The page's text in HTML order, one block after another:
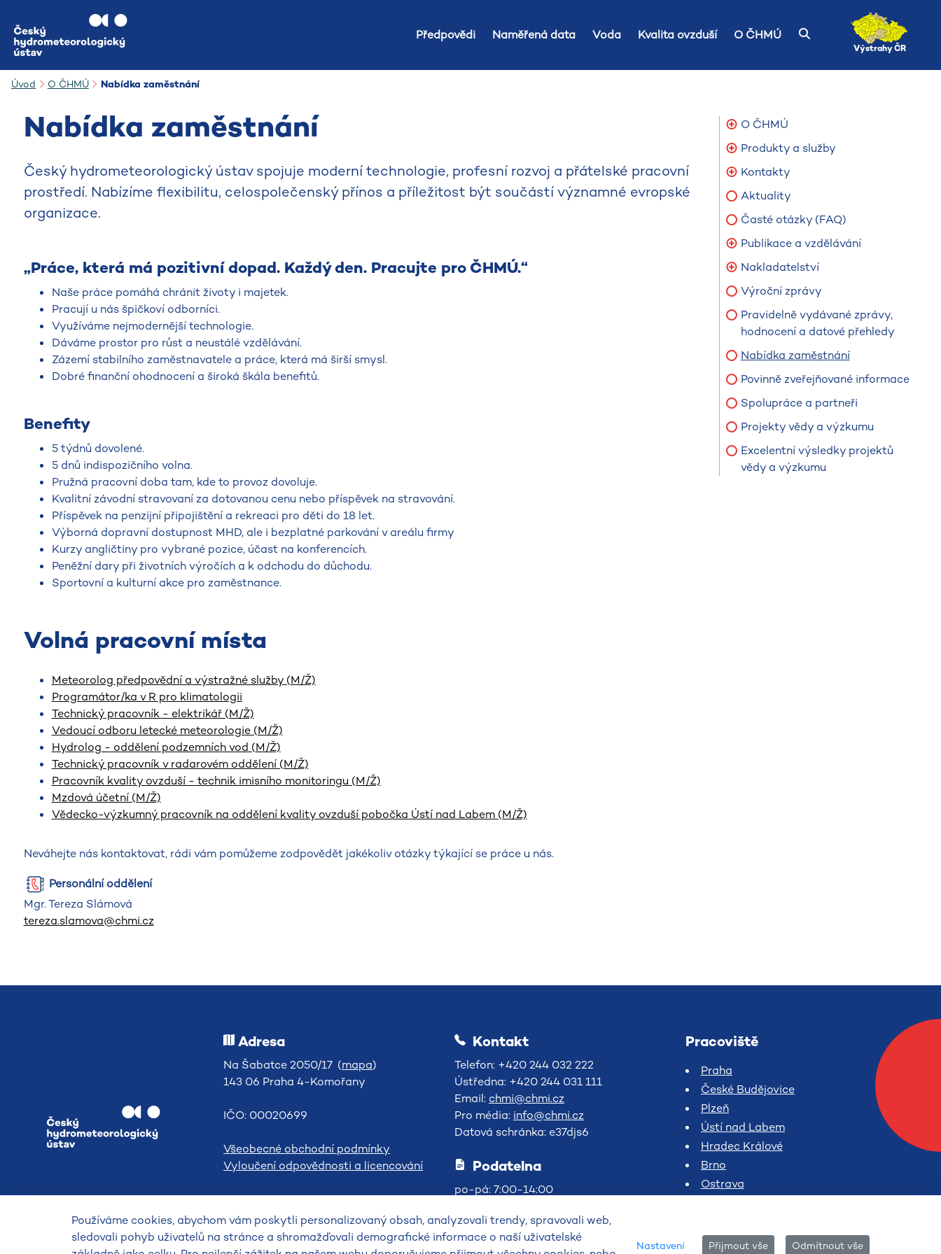
Předpovědi
Naměřená data Voda Kvalita ovzduší O ČHMÚ
Výstrahy ČR
Úvod O ČHMÚ Nabídka zaměstnání
Nabídka zaměstnání
Český hydrometeorologický ústav spojuje moderní technologie, profesní rozvoj a přátelské pracovní
prostředí. Nabízíme flexibilitu, celospolečenský přínos a příležitost být součástí významné evropské
organizace.
„Práce, která má pozitivní dopad. Každý den. Pracujte pro ČHMÚ.“
Naše práce pomáhá chránit životy i majetek.
Pracují u nás špičkoví odborníci.
Využíváme nejmodernější technologie.
Dáváme prostor pro růst a neustálé vzdělávání.
Zázemí stabilního zaměstnavatele a práce, která má širší smysl.
Dobré finanční ohodnocení a široká škála benefitů.
Benefity
5 týdnů dovolené.
5 dnů indispozičního volna.
Pružná pracovní doba tam, kde to provoz dovoluje.
Kvalitní závodní stravovaní za dotovanou cenu nebo příspěvek na stravování.
Příspěvek na penzijní připojištění a rekreaci pro děti do 18 let.
Výborná dopravní dostupnost MHD, ale i bezplatné parkování v areálu firmy
Kurzy angličtiny pro vybrané pozice, účast na konferencích.
Peněžní dary při životních výročích a k odchodu do důchodu.
Sportovní a kulturní akce pro zaměstnance.
Volná pracovní místa
Meteorolog předpovědní a výstražné služby (M/Ž)
Programátor/ka v R pro klimatologii
Technický pracovník - elektrikář (M/Ž)
Vedoucí odboru letecké meteorologie (M/Ž)
Hydrolog - oddělení podzemních vod (M/Ž)
Technický pracovník v radarovém oddělení (M/Ž)
Pracovník kvality ovzduší - technik imisního monitoringu (M/Ž)
Mzdová účetní (M/Ž)
Vědecko-výzkumný pracovník na oddělení kvality ovzduší pobočka Ústí nad Labem (M/Ž)
Neváhejte nás kontaktovat, rádi vám pomůžeme zodpovědět jakékoliv otázky týkající se práce u nás.
Personální oddělení
Mgr. Tereza Slámová
tereza.slamova@chmi.cz
O ČHMÚ
Produkty a služby
Kontakty
Aktuality
Časté otázky (FAQ)
Publikace a vzdělávání
Nakladatelství
Výroční zprávy
Pravidelně vydávané zprávy,
hodnocení a datové přehledy
Nabídka zaměstnání
Povinně zveřejňované informace
Spolupráce a partneři
Projekty vědy a výzkumu
Excelentní výsledky projektů
vědy a výzkumu
Adresa
Na Šabatce 2050/17 (mapa)
143 06 Praha 4-Komořany
IČO: 00020699
Všeobecné obchodní podmínky
Vyloučení odpovědnosti a licencování
Kontakt
Telefon: +420 244 032 222
Ústředna: +420 244 031 111
Email: chmi@chmi.cz
Pro média: info@chmi.cz
Datová schránka: e37djs6
Podatelna
po-pá: 7:00-14:00
Pracoviště
Praha
České Budějovice
Plzeň
Ústí nad Labem
Hradec Králové
Brno
Ostrava
Používáme cookies, abychom vám poskytli personalizovaný obsah, analyzovali trendy, spravovali web,
sledovali pohyb uživatelů na stránce a shromažďovali demografické informace o naší uživatelské
Nastavení Přijmout vše Odmítnout vše